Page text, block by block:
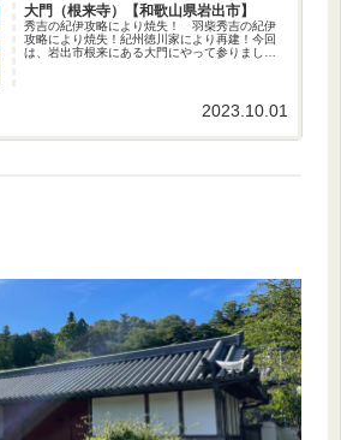
大門（根来寺）【和歌山県岩出市】
秀吉の紀伊攻略により焼失！ 羽柴秀吉の紀伊
攻略により焼失！紀州徳川家により再建！今回
は、岩出市根来にある大門にやって参りまし
2023.10.01